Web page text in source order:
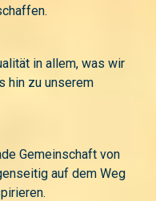
in allem, was wir
hin zu unserem
Gemeinschaft von
auf dem Weg